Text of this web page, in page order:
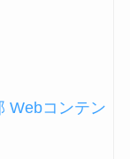
Webコンテン